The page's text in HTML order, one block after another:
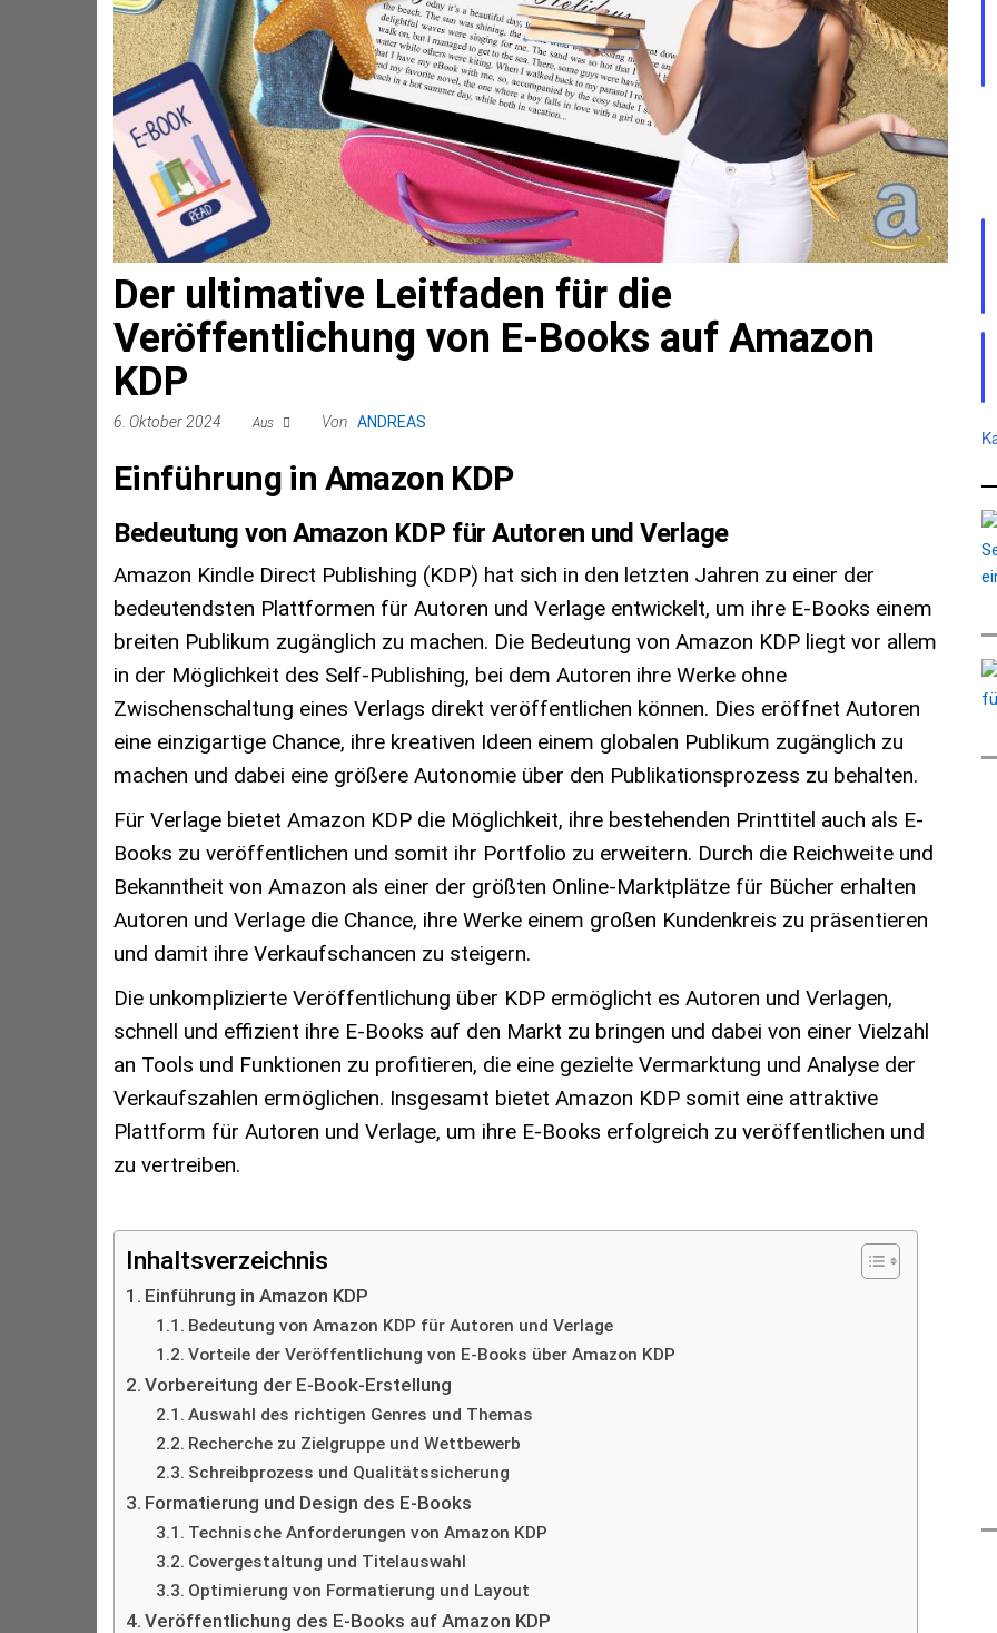
Der ultimative Leitfaden für die
Veröffentlichung von E-Books auf Amazon
KDP
6. Oktober 2024 Aus Von ANDREAS
Einführung in Amazon KDP
Bedeutung von Amazon KDP für Autoren und Verlage
Amazon Kindle Direct Publishing (KDP) hat sich in den letzten Jahren zu einer der
bedeutendsten Plattformen für Autoren und Verlage entwickelt, um ihre E-Books einem
breiten Publikum zugänglich zu machen. Die Bedeutung von Amazon KDP liegt vor allem
in der Möglichkeit des Self-Publishing, bei dem Autoren ihre Werke ohne
Zwischenschaltung eines Verlags direkt veröffentlichen können. Dies eröffnet Autoren
eine einzigartige Chance, ihre kreativen Ideen einem globalen Publikum zugänglich zu
machen und dabei eine größere Autonomie über den Publikationsprozess zu behalten.
Für Verlage bietet Amazon KDP die Möglichkeit, ihre bestehenden Printtitel auch als E-
Books zu veröffentlichen und somit ihr Portfolio zu erweitern. Durch die Reichweite und
Bekanntheit von Amazon als einer der größten Online-Marktplätze für Bücher erhalten
Autoren und Verlage die Chance, ihre Werke einem großen Kundenkreis zu präsentieren
und damit ihre Verkaufschancen zu steigern.
Die unkomplizierte Veröffentlichung über KDP ermöglicht es Autoren und Verlagen,
schnell und effizient ihre E-Books auf den Markt zu bringen und dabei von einer Vielzahl
an Tools und Funktionen zu profitieren, die eine gezielte Vermarktung und Analyse der
Verkaufszahlen ermöglichen. Insgesamt bietet Amazon KDP somit eine attraktive
Plattform für Autoren und Verlage, um ihre E-Books erfolgreich zu veröffentlichen und
zu vertreiben.
Inhaltsverzeichnis
Einführung in Amazon KDP
Bedeutung von Amazon KDP für Autoren und Verlage
Vorteile der Veröffentlichung von E-Books über Amazon KDP
Vorbereitung der E-Book-Erstellung
Auswahl des richtigen Genres und Themas
Recherche zu Zielgruppe und Wettbewerb
Schreibprozess und Qualitätssicherung
Formatierung und Design des E-Books
Technische Anforderungen von Amazon KDP
Covergestaltung und Titelauswahl
Optimierung von Formatierung und Layout
Veröffentlichung des E-Books auf Amazon KDP